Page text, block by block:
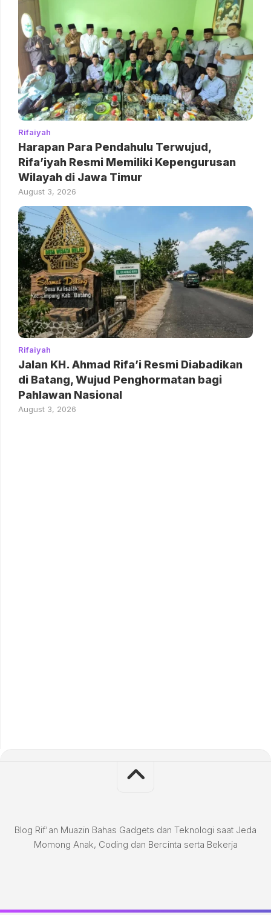
Rifaiyah
Harapan Para Pendahulu Terwujud,
Rifa’iyah Resmi Memiliki Kepengurusan
Wilayah di Jawa Timur
August 3, 2026
Rifaiyah
Jalan KH. Ahmad Rifa’i Resmi Diabadikan
di Batang, Wujud Penghormatan bagi
Pahlawan Nasional
August 3, 2026
Blog Rif'an Muazin Bahas Gadgets dan Teknologi saat Jeda
Momong Anak, Coding dan Bercinta serta Bekerja